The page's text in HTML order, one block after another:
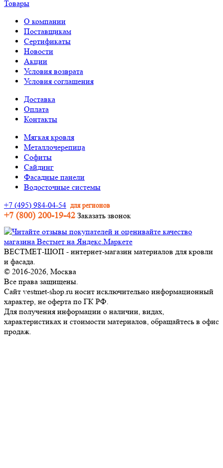
Товары
О компании
Поставщикам
Сертификаты
Новости
Акции
Условия возврата
Условия соглашения
Доставка
Оплата
Контакты
Мягкая кровля
Металлочерепица
Софиты
Сайдинг
Фасадные панели
Водосточные системы
+7 (495) 984-04-54 для регионов
+7 (800) 200-19-42 Заказать звонок
ВЕСТМЕТ-ШОП - интернет-магазин материалов для кровли
и фасада.
© 2016-2026, Москва
Все права защищены.
Сайт vestmet-shop.ru носит исключительно информационный
характер, не оферта по ГК РФ.
Для получения информации о наличии, видах,
характеристиках и стоимости материалов, обращайтесь в офис
продаж.